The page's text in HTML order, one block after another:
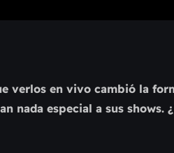
verlos en vivo cambió la
nada especial a sus